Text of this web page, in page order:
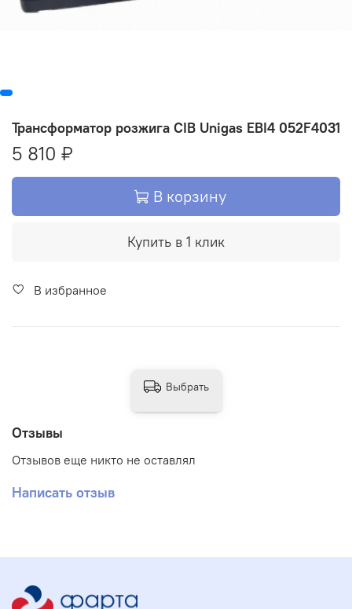
Трансформатор розжига CIB Unigas EBI4 052F4031
5 810 ₽
В корзину
Купить в 1 клик
В избранное
Отзывы
Отзывов еще никто не оставлял
Написать отзыв
Выбрать